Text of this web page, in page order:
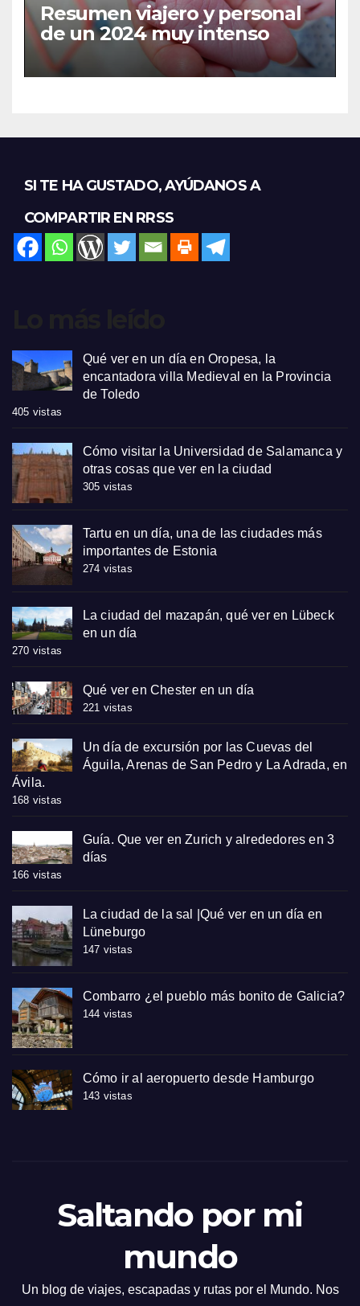
Resumen viajero y personal
de un 2024 muy intenso
SI TE HA GUSTADO, AYÚDANOS A
COMPARTIR EN RRSS
Qué ver en un día en Oropesa, la
encantadora villa Medieval en la Provincia
de Toledo
405 vistas
Cómo visitar la Universidad de Salamanca y
otras cosas que ver en la ciudad
305 vistas
Tartu en un día, una de las ciudades más
importantes de Estonia
274 vistas
La ciudad del mazapán, qué ver en Lübeck
en un día
270 vistas
Qué ver en Chester en un día
221 vistas
Un día de excursión por las Cuevas del
Águila, Arenas de San Pedro y La Adrada, en
Ávila.
168 vistas
Guía. Que ver en Zurich y alrededores en 3
días
166 vistas
La ciudad de la sal |Qué ver en un día en
Lüneburgo
147 vistas
Combarro ¿el pueblo más bonito de Galicia?
144 vistas
Cómo ir al aeropuerto desde Hamburgo
143 vistas
Saltando por mi
mundo
Un blog de viajes, escapadas y rutas por el Mundo. Nos